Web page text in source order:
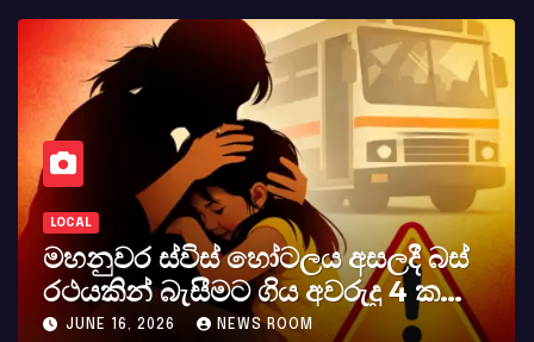
හෝටලය අසලදී බස්
ගිය අවරුදු 4 ක
වැටේ
NEWS ROOM
කර්නල් අශෝක
අභාවය අප
MAY 23, 2026